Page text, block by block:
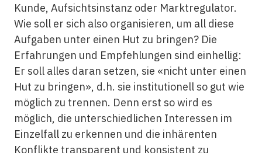
Kunde, Aufsichtsinstanz oder Marktregulator.
Wie soll er sich also organisieren, um all diese
Aufgaben unter einen Hut zu bringen? Die
Erfahrungen und Empfehlungen sind einhellig:
Er soll alles daran setzen, sie «nicht unter einen
Hut zu bringen», d.h. sie institutionell so gut wie
möglich zu trennen. Denn erst so wird es
möglich, die unterschiedlichen Interessen im
Einzelfall zu erkennen und die inhärenten
Konflikte transparent und konsistent zu